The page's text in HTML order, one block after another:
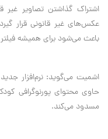
اشتراک گذاشتن تصاویر غیر
عکس‌های غیر قانونی قرار
باعث می‌شود برای همیشه
اشمیت می‌گوید: نرم‌افزار
حاوی محتوای پورنوگرافی
مسدود می‌کند.